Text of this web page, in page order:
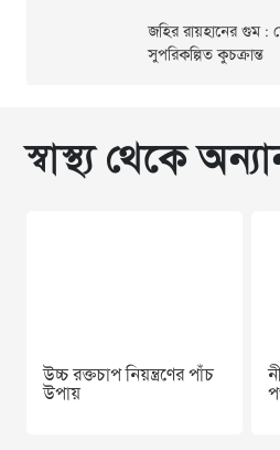
জহির রায়হানের গুম :
সুপরিকল্পিত কুচক্রান্ত
স্বাস্থ্য থেকে
উচ্চ রক্তচাপ নিয়ন্ত্রণের পাঁচ
উপায়